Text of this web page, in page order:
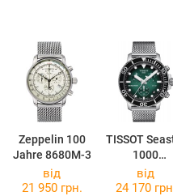
Zeppelin 100
Jahre 8680M-3
TISSOT
1000
від
21 950 грн.
від
24 170